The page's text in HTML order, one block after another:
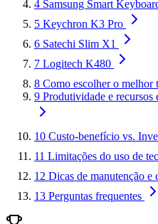
4 Samsung Smart
5 Keychron K3 Pro
6 Satechi Slim X1
7 Logitech K480
8 Como escolher o melhor
9 Produtividade e recursos
10 Custo-benefício vs.
11 Limitações do uso de
12 Dicas de manutenção e
13 Perguntas frequentes